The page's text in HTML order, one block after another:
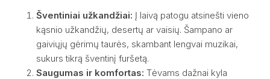
Šventiniai užkandžiai: Į laivą patogu atsinešti vieno
kąsnio užkandžių, desertų ar vaisių. Šampano ar
gaiviųjų gėrimų taurės, skambant lengvai muzikai,
sukurs tikrą šventinį furšetą.
Saugumas ir komfortas: Tėvams dažnai kyla